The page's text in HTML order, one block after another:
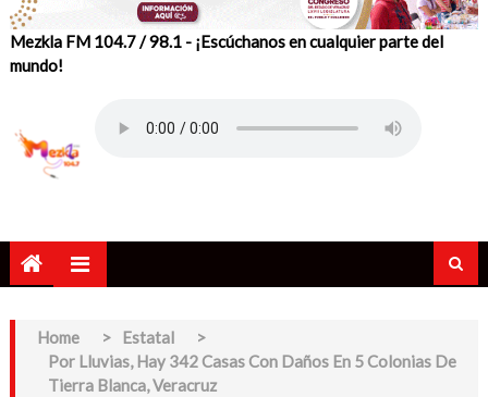
Mezkla FM 104.7 / 98.1 - ¡Escúchanos en cualquier parte del
mundo!
Home > Estatal
>
Por Lluvias, Hay 342 Casas Con Daños En 5 Colonias De
Tierra Blanca, Veracruz